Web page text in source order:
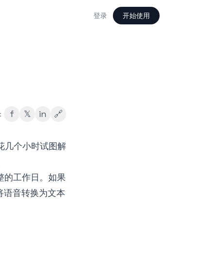
登录 开始使用
f 𝕏 in 🔗
几个小时试图解
的工作日。如果
语音转换为文本